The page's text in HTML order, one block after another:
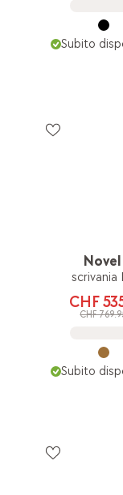
Subito
Novel
scrivania
CHF
CHF
Subito